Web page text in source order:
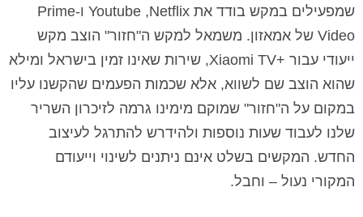
שמפעילים במקש בודד את Youtube ,Netflix ו-Prime
Video של אמאזון. משמאל למקש ה"חזור" הוצב מקש
ייעודי עבור +Xiaomi TV, שירות שאינו זמין בישראל ומילא
שהוא הוצב שם לשווא, אלא שכמות הפעמים שהקשנו עליו
במקום על ה"חזור" שמוקם מימינו גרמה לזיכרון השריר
שלנו לעבוד שעות נוספות ולהידרש להתרגל לעיצוב
החדש. המקשים בשלט אינם ניתנים לשינוי וייעודם
המקורי נעול – וחבל.